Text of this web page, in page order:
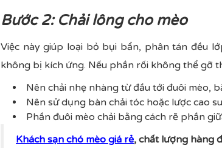
Bước 2: Chải lông cho mèo
Việc này giúp loại bỏ bụi bẩn, phân tán đều
không bị kích ứng. Nếu phần rối không thể gỡ
Nên chải nhẹ nhàng từ đầu tới đuôi mèo,
Nên sử dụng bàn chải tóc hoặc lược cao
Phần đuôi mèo chải bằng cách rẽ phần
Khách sạn chó mèo giá rẻ, chất lượng hàng